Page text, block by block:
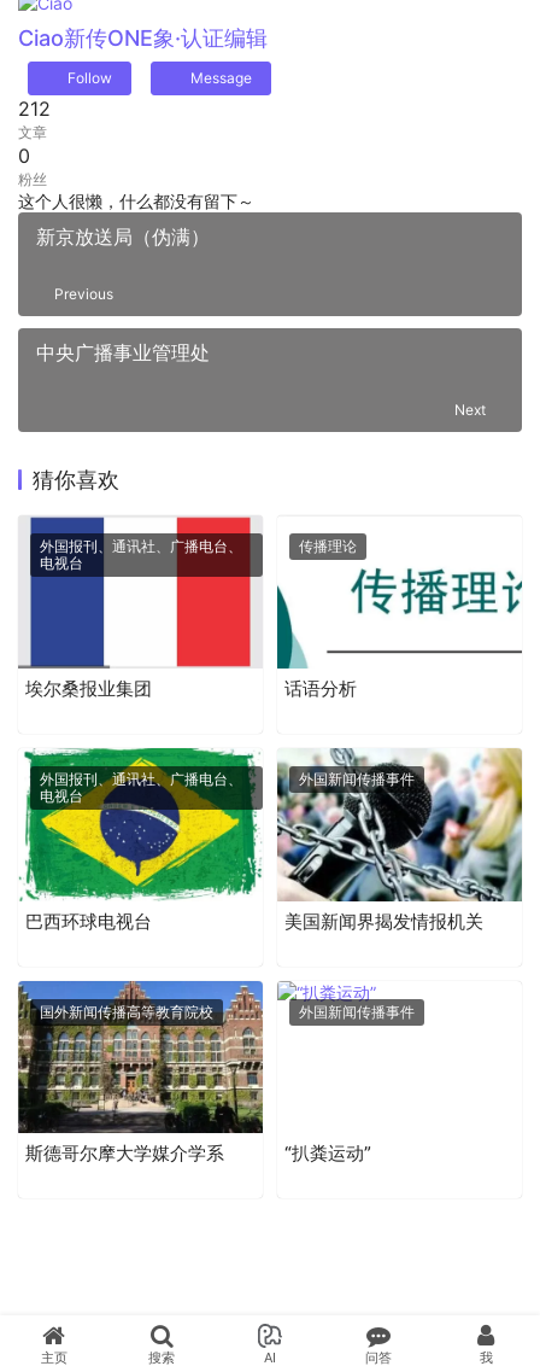
Ciao新传ONE象·认证编辑
Follow Message
212
文章
0
粉丝
这个人很懒，什么都没有留下～
新京放送局（伪满）
Previous
中央广播事业管理处
Next
猜你喜欢
外国报刊、通讯社、广播电台、
电视台
埃尔桑报业集团
传播理论
话语分析
外国报刊、通讯社、广播电台、
电视台
巴西环球电视台
外国新闻传播事件
美国新闻界揭发情报机关
国外新闻传播高等教育院校
斯德哥尔摩大学媒介学系
外国新闻传播事件
“扒粪运动”
主页 搜索 AI 问答 我